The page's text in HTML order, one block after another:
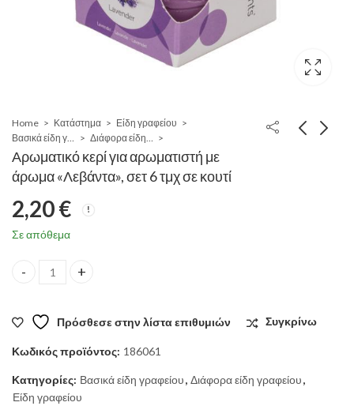
Home Κατάστημα
Είδη γραφείου
Βασικά είδη γραφείου
Διάφορα είδη γραφείου
Αρωματικό κερί για αρωματιστή με
άρωμα «Λεβάντα», σετ 6 τμχ σε κουτί
2,20€
Σε απόθεμα
Αρωματικό κερί για αρωματιστή με άρωμα «Λεβάντα», σετ 6
Πρόσθεσε στην λίστα επιθυμιών Συγκρίνω
Κωδικός προϊόντος: 186061
Κατηγορίες: Βασικά είδη γραφείου, Διάφορα είδη γραφείου,
Είδη γραφείου